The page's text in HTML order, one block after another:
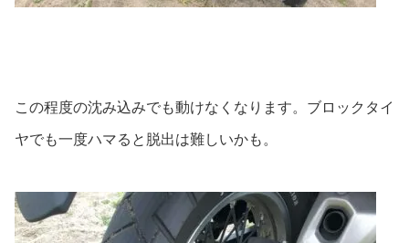
この程度の沈み込みでも動けなくなります。ブロックタイ
ヤでも一度ハマると脱出は難しいかも。